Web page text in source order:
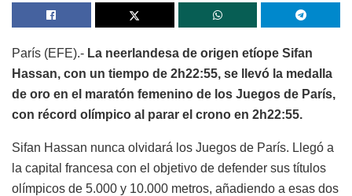
París (EFE).- La neerlandesa de origen etíope Sifan
Hassan, con un tiempo de 2h22:55, se llevó la medalla
de oro en el maratón femenino de los Juegos de París,
con récord olímpico al parar el crono en 2h22:55.
Sifan Hassan nunca olvidará los Juegos de París. Llegó a
la capital francesa con el objetivo de defender sus títulos
olímpicos de 5.000 y 10.000 metros, añadiendo a esas dos